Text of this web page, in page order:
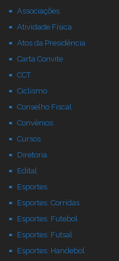
Associações
Atividade Física
Atos da Presidência
Carta Convite
CCT
Ciclismo
Conselho Fiscal
Convênios
Cursos
Diretoria
Edital
Esportes
Esportes: Corridas
Esportes: Futebol
Esportes: Futsal
Esportes: Handebol